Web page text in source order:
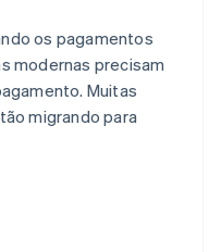
os pagamentos
modernas precisam
Muitas
migrando para